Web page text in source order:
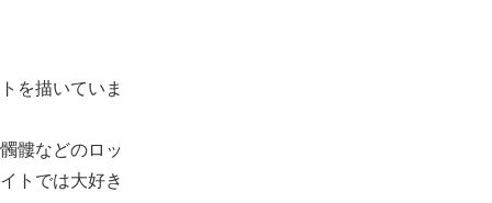
を描いていま
髏などのロッ
トでは大好き